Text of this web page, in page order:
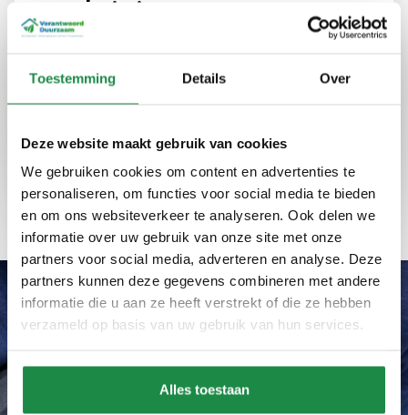
Toestemming Details Over
Deze website maakt gebruik van cookies
We gebruiken cookies om content en advertenties te
personaliseren, om functies voor social media te bieden
en om ons websiteverkeer te analyseren. Ook delen we
informatie over uw gebruik van onze site met onze
partners voor social media, adverteren en analyse. Deze
partners kunnen deze gegevens combineren met andere
informatie die u aan ze heeft verstrekt of die ze hebben
verzameld op basis van uw gebruik van hun services.
Alles toestaan
energie in Deventer
en installaties die uw energieverbruik
een focus op kwaliteit en efficiëntie.
Expertise Kwaliteit Ervaring
Wat ons uniek maakt
Waarom zonnepanelen
plaatsen in Deventer via